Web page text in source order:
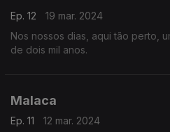
Ep. 12
19 mar. 2024
Nos nossos dias, aqui tão perto,
de dois mil anos.
Malaca
Ep. 11
12 mar. 2024